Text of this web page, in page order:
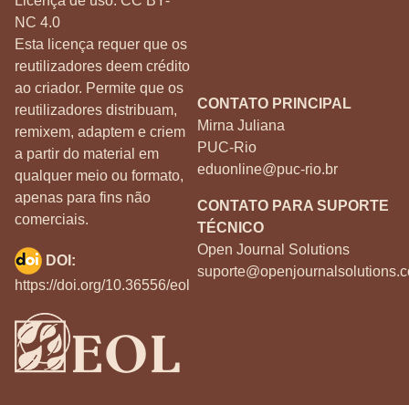
NC 4.0
Esta licença requer que os
reutilizadores deem crédito
ao criador. Permite que os
reutilizadores distribuam,
remixem, adaptem e criem
a partir do material em
qualquer meio ou formato,
apenas para fins não
comerciais.
CONTATO PRINCIPAL
Mirna Juliana
PUC-Rio
eduonline@puc-rio.br
CONTATO PARA SUPORTE
TÉCNICO
Open Journal Solutions
DOI:
https://doi.org/10.36556/eol